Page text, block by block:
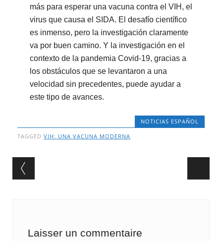
más para esperar una vacuna contra el VIH, el
virus que causa el SIDA. El desafío científico
es inmenso, pero la investigación claramente
va por buen camino. Y la investigación en el
contexto de la pandemia Covid-19, gracias a
los obstáculos que se levantaron a una
velocidad sin precedentes, puede ayudar a
este tipo de avances.
NOTICIAS ESPAÑOL
TAGGEDVIH: UNA VACUNA MODERNA
Post navigation
Laisser un commentaire